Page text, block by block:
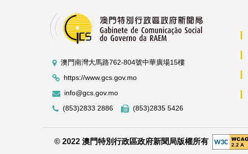
澳門南灣大馬路762-804號中華廣場15樓
https://www.gcs.gov.mo
info@gcs.gov.mo
(853)2833 2886
(853)2835 5426
© 2022 澳門特別行政區政府新聞局版權所有